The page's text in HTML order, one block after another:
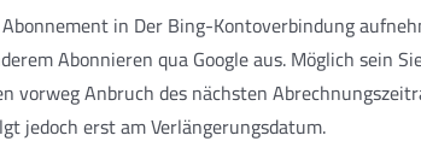
in Der Bing-Kontoverbindung
Abonnieren qua Google aus. Möglich sein
vorweg Anbruch des nächsten
jedoch erst am Verlängerungsdatum.